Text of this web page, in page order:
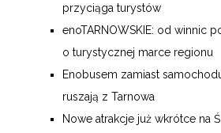
przyciąga turystów
enoTARNOWSKIE: od winnic
o turystycznej marce regionu
Enobusem zamiast
ruszają z Tarnowa
Nowe atrakcje już wkrótce na